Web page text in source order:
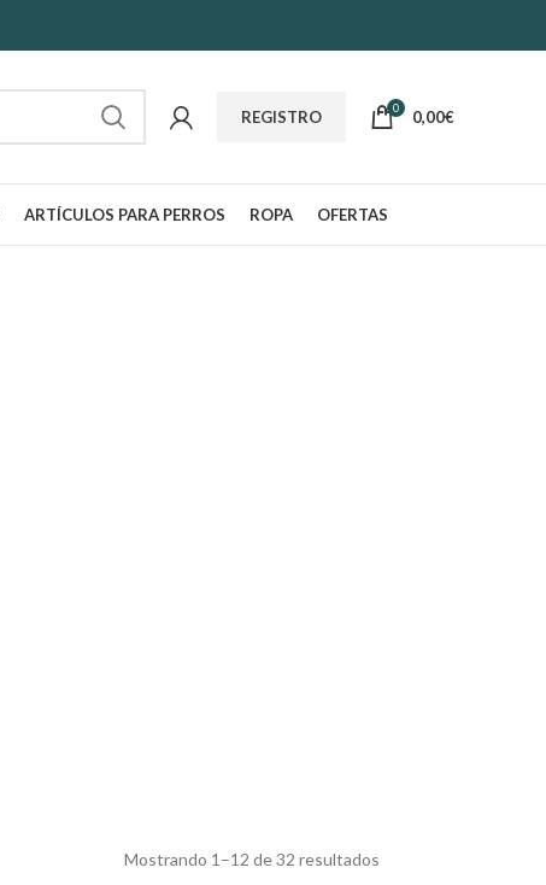
REGISTRO 0 0,00€
ARTÍCULOS PARA PERROS ROPA OFERTAS
Mostrando 1–12 de 32 resultados